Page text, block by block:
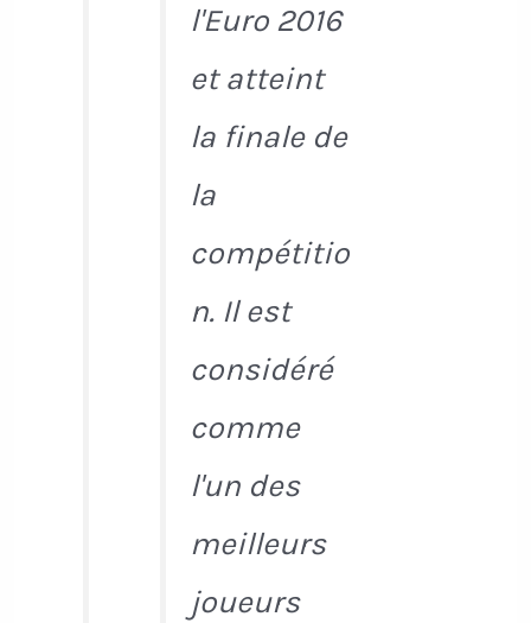
l'Euro 2016
et atteint
la finale de
la
compétitio
n. Il est
considéré
comme
l'un des
meilleurs
joueurs